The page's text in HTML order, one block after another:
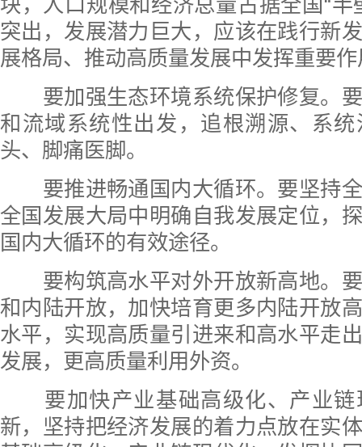
块，人口规模和经济总量占据全国“半
突出，发展潜力巨大，应该在践行新
展格局、推动高质量发展中发挥重要
要加强生态环境系统保护修复。要
和流域系统性出发，追根溯源、系
头、脚痛医脚。
要推进畅通国内大循环。要坚持全
全国发展大局中明确自我发展定位，
国内大循环的有效途径。
要构筑高水平对外开放新高地。要
和内陆开放，加快培育更多内陆开放
水平，实现高质量引进来和高水平走
发展，更高质量利用外资。
要加快产业基础高级化、产业链
新，坚持把经济发展的着力点放在实